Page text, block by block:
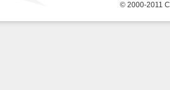
© 2000-2011